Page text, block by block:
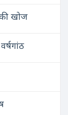
की खोज